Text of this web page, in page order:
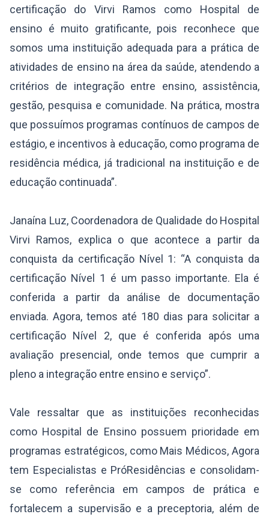
certificação do Virvi Ramos como Hospital de
ensino é muito gratificante, pois reconhece que
somos uma instituição adequada para a prática de
atividades de ensino na área da saúde, atendendo a
critérios de integração entre ensino, assistência,
gestão, pesquisa e comunidade. Na prática, mostra
que possuímos programas contínuos de campos de
estágio, e incentivos à educação, como programa de
residência médica, já tradicional na instituição e de
educação continuada”.
Janaína Luz, Coordenadora de Qualidade do Hospital
Virvi Ramos, explica o que acontece a partir da
conquista da certificação Nível 1: “A conquista da
certificação Nível 1 é um passo importante. Ela é
conferida a partir da análise de documentação
enviada. Agora, temos até 180 dias para solicitar a
certificação Nível 2, que é conferida após uma
avaliação presencial, onde temos que cumprir a
pleno a integração entre ensino e serviço”.
Vale ressaltar que as instituições reconhecidas
como Hospital de Ensino possuem prioridade em
programas estratégicos, como Mais Médicos, Agora
tem Especialistas e PróResidências e consolidam-
se como referência em campos de prática e
fortalecem a supervisão e a preceptoria, além de